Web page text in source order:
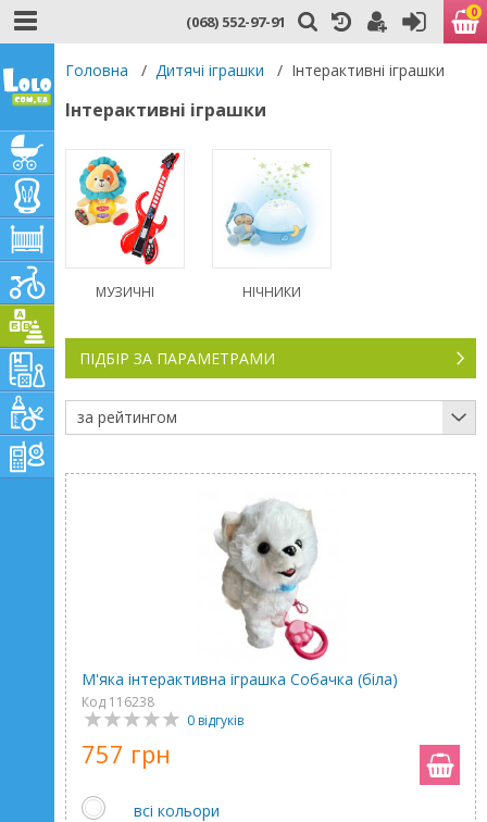
(068) 552-97-91 0
Головна / Дитячі іграшки / Інтерактивні іграшки
Інтерактивні іграшки
МУЗИЧНІ НІЧНИКИ
ПІДБІР ЗА ПАРАМЕТРАМИ
за рейтингом
М'яка інтерактивна іграшка Собачка (біла)
Код 116238
0 відгуків
757 грн
всі кольори